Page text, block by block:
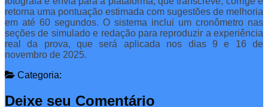
retorna uma pontuação estimada com sugestões de melhoria
em até 60 segundos. O sistema inclui um cronômetro nas
seções de simulado e redação para reproduzir a experiência
real da prova, que será aplicada nos dias 9 e 16 de
novembro de 2025.
Categoria:
Deixe seu Comentário